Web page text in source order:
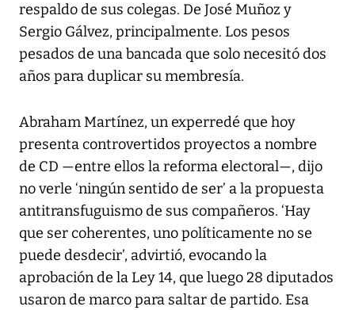
respaldo de sus colegas. De José Muñoz y
Sergio Gálvez, principalmente. Los pesos
pesados de una bancada que solo necesitó dos
años para duplicar su membresía.
Abraham Martínez, un experredé que hoy
presenta controvertidos proyectos a nombre
de CD —entre ellos la reforma electoral—, dijo
no verle ‘ningún sentido de ser’ a la propuesta
antitransfuguismo de sus compañeros. ‘Hay
que ser coherentes, uno políticamente no se
puede desdecir’, advirtió, evocando la
aprobación de la Ley 14, que luego 28 diputados
usaron de marco para saltar de partido. Esa